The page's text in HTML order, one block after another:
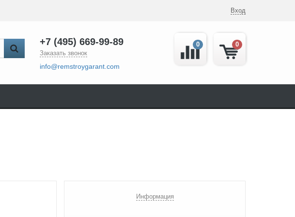
Вход
+7 (495) 669-99-89
Заказать звонок
info@remstroygarant.com
0
0
Информация